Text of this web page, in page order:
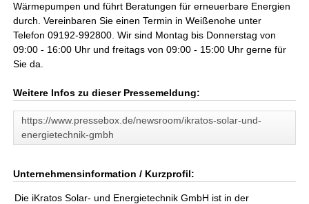
Wärmepumpen und führt Beratungen für erneuerbare Energien
durch. Vereinbaren Sie einen Termin in Weißenohe unter
Telefon 09192-992800. Wir sind Montag bis Donnerstag von
09:00 - 16:00 Uhr und freitags von 09:00 - 15:00 Uhr gerne für
Sie da.
Weitere Infos zu dieser Pressemeldung:
https://www.pressebox.de/newsroom/ikratos-solar-und-
energietechnik-gmbh
Unternehmensinformation / Kurzprofil:
Die iKratos Solar- und Energietechnik GmbH ist in der